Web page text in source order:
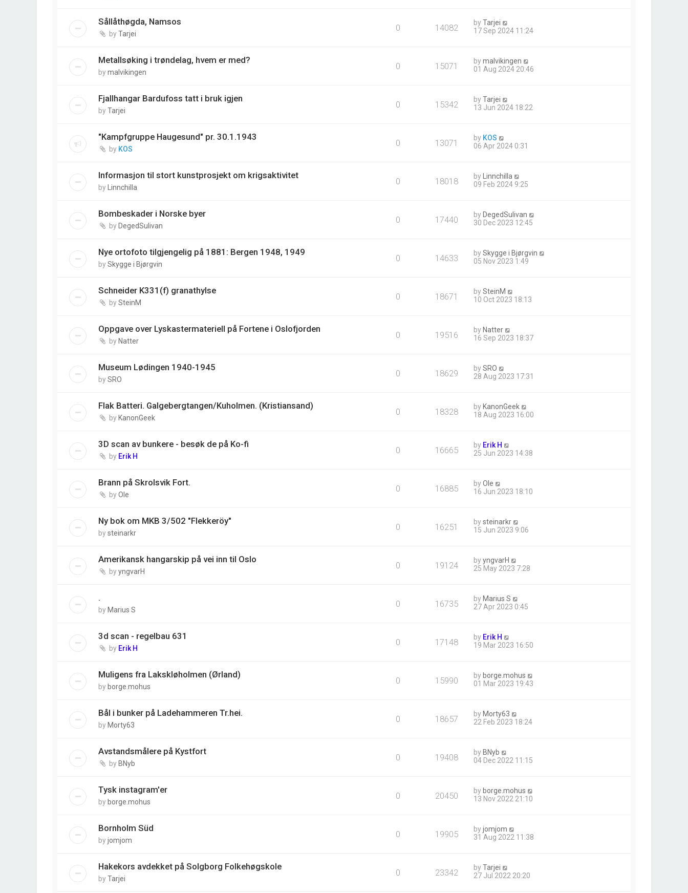
Sållåthøgda, Namsos
byTarjei
0 14082 byTarjei
17 Sep 2024 11:24
Metallsøking i trøndelag, hvem er med?
bymalvikingen
0 15071 bymalvikingen
01 Aug 2024 20:46
Fjallhangar Bardufoss tatt i bruk igjen
byTarjei
0 15342 byTarjei
13 Jun 2024 18:22
"Kampfgruppe Haugesund" pr. 30.1.1943
by KOS
0 13071 by KOS
06 Apr 2024 0:31
Informasjon til stort kunstprosjekt om krigsaktivitet
by Linnchilla
0 18018 by
Linnchilla
09 Feb 2024 9:25
Bombeskader i Norske byer
by DegedSulivan
0 17440 by DegedSulivan
30 Dec 2023 12:45
Nye ortofoto tilgjengelig på 1881: Bergen 1948, 1949
bySkygge i Bjørgvin
0 14633 bySkygge i Bjørgvin
05 Nov 2023 1:49
Schneider K331(f) granathylse
bySteinM
0 18671 bySteinM
10 Oct 2023 18:13
Oppgave over Lyskastermateriell på Fortene i Oslofjorden
by Natter
0 19516 by Natter
16 Sep 2023 18:37
Museum Lødingen 1940-1945
bySRO
0 18629 bySRO
28 Aug 2023 17:31
Flak Batteri. Galgebergtangen/Kuholmen. (Kristiansand)
by KanonGeek
0 18328 by KanonGeek
18 Aug 2023 16:00
3D scan av bunkere - besøk de på Ko-fi
by Erik H
0 16665 by Erik H
25 Jun 2023 14:38
Brann på Skrolsvik Fort.
byOle
0 16885 byOle
16 Jun 2023 18:10
Ny bok om MKB 3/502 "Flekkeröy"
bysteinarkr
0 16251 bysteinarkr
15 Jun 2023 9:06
Amerikansk hangarskip på vei inn til Oslo
byyngvarH
0 19124 byyngvarH
25 May 2023 7:28
.
by Marius S
0 16735 by Marius S
27 Apr 2023 0:45
3d scan - regelbau 631
by Erik H
0 17148 by Erik H
19 Mar 2023 16:50
Muligens fra Lakskløholmen (Ørland)
by borge.mohus
0 15990 by borge.mohus
01 Mar 2023 19:43
Bål i bunker på Ladehammeren Tr.hei.
by Morty63
0 18657 by Morty63
22 Feb 2023 18:24
Avstandsmålere på Kystfort
by BNyb
0 19408 by BNyb
04 Dec 2022 11:15
Tysk instagram'er
by borge.mohus
0 20450 by borge.mohus
13 Nov 2022 21:10
Bornholm Süd
byjomjom
0 19905 byjomjom
31 Aug 2022 11:38
Hakekors avdekket på Solgborg Folkehøgskole
byTarjei
0 23342 byTarjei
27 Jul 2022 20:20